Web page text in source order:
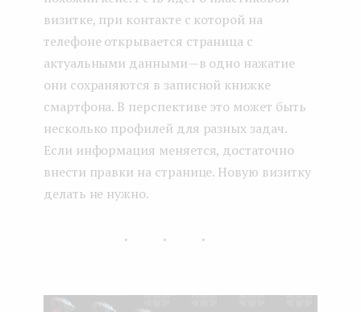
визитке, при контакте с которой на
телефоне открывается страница с
актуальными данными — в одно нажатие
они сохраняются в записной книжке
смартфона. В перспективе это может быть
несколько профилей для разных задач.
Если информация меняется, достаточно
внести правки на странице. Новую визитку
делать не нужно.
...